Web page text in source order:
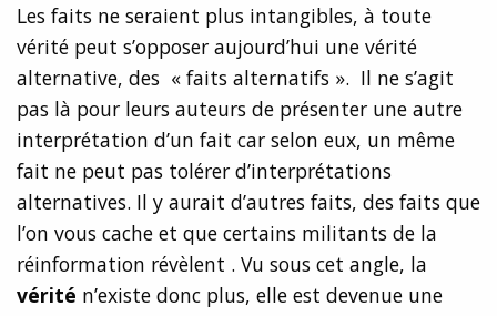
Les faits ne seraient plus intangibles, à toute
vérité peut s’opposer aujourd’hui une vérité
alternative, des « faits alternatifs ». Il ne s’agit
pas là pour leurs auteurs de présenter une autre
interprétation d’un fait car selon eux, un même
fait ne peut pas tolérer d’interprétations
alternatives. Il y aurait d’autres faits, des faits que
l’on vous cache et que certains militants de la
réinformation révèlent . Vu sous cet angle, la
vérité n’existe donc plus, elle est devenue une